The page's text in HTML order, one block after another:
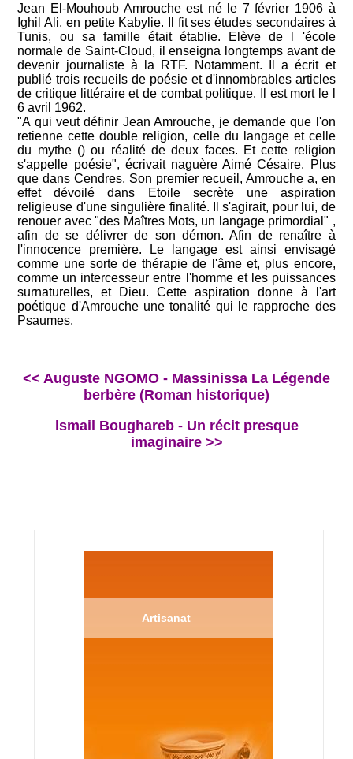
Jean El-Mouhoub Amrouche est né le 7 février 1906 à
Ighil Ali, en petite Kabylie. Il fit ses études secondaires à
Tunis, ou sa famille était établie. Elève de l 'école
normale de Saint-Cloud, il enseigna longtemps avant de
devenir journaliste à la RTF. Notamment. Il a écrit et
publié trois recueils de poésie et d'innombrables articles
de critique littéraire et de combat politique. Il est mort le l
6 avril 1962.
"A qui veut définir Jean Amrouche, je demande que l'on
retienne cette double religion, celle du langage et celle
du mythe () ou réalité de deux faces. Et cette religion
s'appelle poésie", écrivait naguère Aimé Césaire. Plus
que dans Cendres, Son premier recueil, Amrouche a, en
effet dévoilé dans Etoile secrète une aspiration
religieuse d'une singulière finalité. Il s'agirait, pour lui, de
renouer avec "des Maîtres Mots, un langage primordial" ,
afin de se délivrer de son démon. Afin de renaître à
l'innocence première. Le langage est ainsi envisagé
comme une sorte de thérapie de l'âme et, plus encore,
comme un intercesseur entre l'homme et les puissances
surnaturelles, et Dieu. Cette aspiration donne à l'art
poétique d'Amrouche une tonalité qui le rapproche des
Psaumes.
<< Auguste NGOMO - Massinissa La Légende
berbère (Roman historique)
lsmail Boughareb - Un récit presque
imaginaire >>
Artisanat